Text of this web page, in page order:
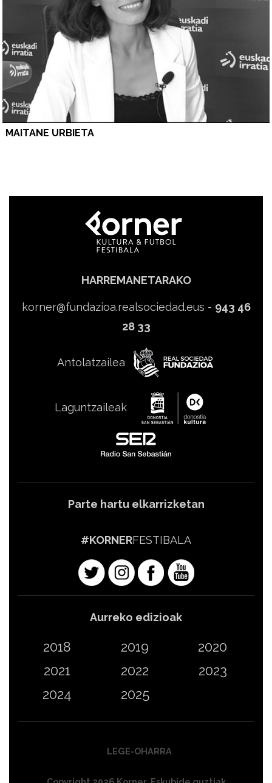
MAITANE URBIETA
HARREMANETARAKO
korner@fundazioa.realsociedad.eus - 943 46
28 33
Antolatzailea
Laguntzaileak
Parte hartu elkarrizketan
#KORNERFESTIBALA
Aurreko edizioak
2018 2019
2020
2021
2022
2023
2024
2025
LEGE-OHARRA